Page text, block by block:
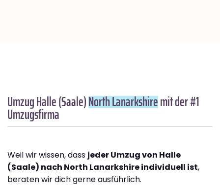
Umzug Halle (Saale)North Lanarkshiremit der #1
Umzugsfirma
Weil wir wissen, dass jeder Umzug von Halle
(Saale) nach North Lanarkshire individuell ist,
beraten wir dich gerne ausführlich.